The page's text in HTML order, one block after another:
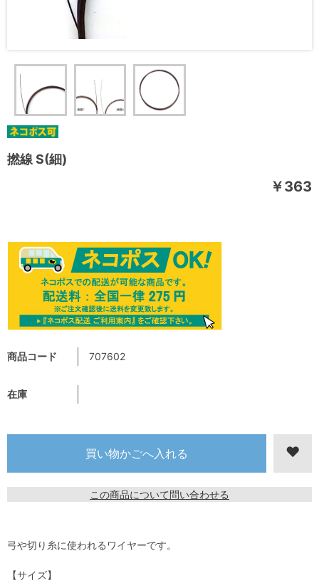
撚線 S(細)
￥363
商品コード 707602
在庫
この商品について問い合わせる
弓や切り糸に使われるワイヤーです。
【サイズ】